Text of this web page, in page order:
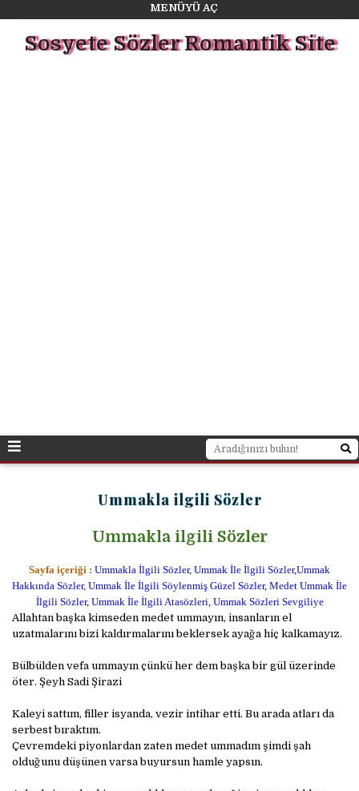
MENÜYÜ AÇ
Sosyete Sözler Romantik Site
Ummakla ilgili Sözler
Ummakla ilgili Sözler
Sayfa içeriği : Ummakla İlgili Sözler, Ummak İle İlgili Sözler,Ummak
Hakkında Sözler, Ummak İle İlgili Söylenmiş Güzel Sözler, Medet Ummak İle
İlgili Sözler, Ummak İle İlgili Atasözleri, Ummak Sözleri Sevgiliye
Allahtan başka kimseden medet ummayın, insanların el
uzatmalarını bizi kaldırmalarını beklersek ayağa hiç kalkamayız.
Bülbülden vefa ummayın çünkü her dem başka bir gül üzerinde
öter. Şeyh Sadi Şirazi
Kaleyi sattım, filler isyanda, vezir intihar etti. Bu arada atları da
serbest bıraktım.
Çevremdeki piyonlardan zaten medet ummadım şimdi şah
olduğunu düşünen varsa buyursun hamle yapsın.